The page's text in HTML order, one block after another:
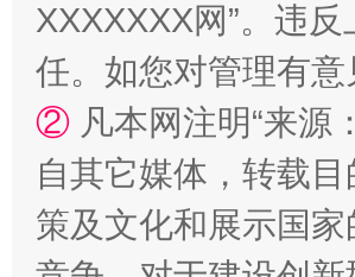
XXXXXXX网”。违
任。如您对管理有
② 凡本网注明“来源
自其它媒体，转载
策及文化和展示国